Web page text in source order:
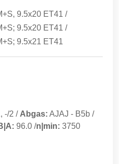
9.5x20 ET41 /
9.5x20 ET41 /
9.5x21 ET41
-/2 / Abgas: AJAJ - B5b /
96.0 /n|min: 3750